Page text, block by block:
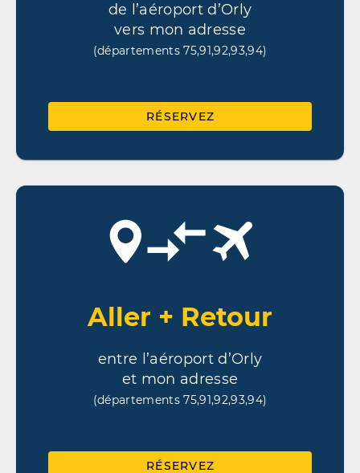
de l’aéroport d’Orly
vers mon adresse
(départements 75,91,92,93,94)
RÉSERVEZ
Aller + Retour
entre l’aéroport d’Orly
et mon adresse
(départements 75,91,92,93,94)
RÉSERVEZ